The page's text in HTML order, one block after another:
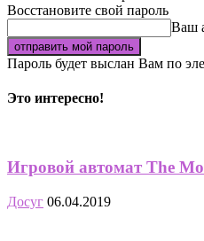
Восстановите свой пароль
Ваш
Пароль будет выслан Вам по
Это интересно!
Игровой автомат The
Досуг 06.04.2019